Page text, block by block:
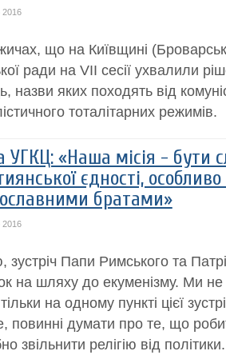
2016
що на Київщині
ради на VII сесії ухвалили
назви яких походять від
тоталітарних режимів.
УГКЦ: «Наша місія - бути
єдності,
братами»
2016
зустріч Папи Римського та
на шляху до екуменізму. Ми не
на одному пункті цієї
повинні думати про те, що
звільнити релігію від